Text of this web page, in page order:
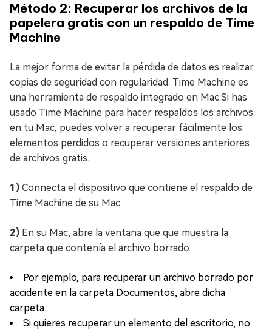
Método 2: Recuperar los archivos de la
papelera gratis con un respaldo de Time
Machine
La mejor forma de evitar la pérdida de datos es realizar
copias de seguridad con regularidad. Time Machine es
una herramienta de respaldo integrado en Mac.Si has
usado Time Machine para hacer respaldos los archivos
en tu Mac, puedes volver a recuperar fácilmente los
elementos perdidos o recuperar versiones anteriores
de archivos gratis.
1) Connecta el dispositivo que contiene el respaldo de
Time Machine de su Mac.
2) En su Mac, abre la ventana que que muestra la
carpeta que contenía el archivo borrado.
Por ejemplo, para recuperar un archivo borrado por
accidente en la carpeta Documentos, abre dicha
carpeta.
Si quieres recuperar un elemento del escritorio, no